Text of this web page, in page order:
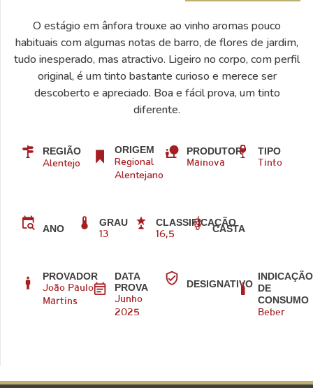
O estágio em ânfora trouxe ao vinho aromas pouco
habituais com algumas notas de barro, de flores de jardim,
tudo inesperado, mas atractivo. Ligeiro no corpo, com perfil
original, é um tinto bastante curioso e merece ser
descoberto e apreciado. Boa e fácil prova, um tinto
diferente.
REGIÃO
Alentejo
ORIGEM
Regional
Alentejano
PRODUTOR
Mainova
TIPO
Tinto
ANO
GRAU
13
CLASSIFICAÇÃO
16,5
CASTA
PROVADOR
João Paulo
Martins
DATA
PROVA
Junho
2025
DESIGNATIVO
INDICAÇÃO
DE
CONSUMO
Beber